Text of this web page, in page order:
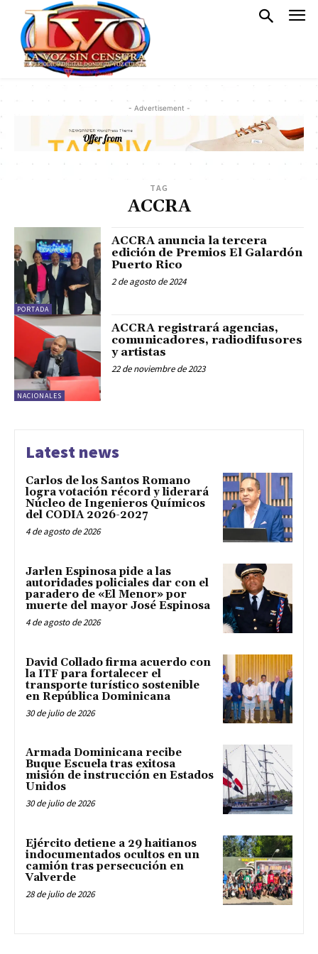
- Advertisement -
TAG
ACCRA
PORTADA
ACCRA anuncia la tercera
edición de Premios El Galardón
Puerto Rico
2 de agosto de 2024
NACIONALES
ACCRA registrará agencias,
comunicadores, radiodifusores
y artistas
22 de noviembre de 2023
Latest news
Carlos de los Santos Romano
logra votación récord y liderará
Núcleo de Ingenieros Químicos
del CODIA 2026-2027
4 de agosto de 2026
Jarlen Espinosa pide a las
autoridades policiales dar con el
paradero de «El Menor» por
muerte del mayor José Espinosa
4 de agosto de 2026
David Collado firma acuerdo con
la ITF para fortalecer el
transporte turístico sostenible
en República Dominicana
30 de julio de 2026
Armada Dominicana recibe
Buque Escuela tras exitosa
misión de instrucción en Estados
Unidos
30 de julio de 2026
Ejército detiene a 29 haitianos
indocumentados ocultos en un
camión tras persecución en
Valverde
28 de julio de 2026